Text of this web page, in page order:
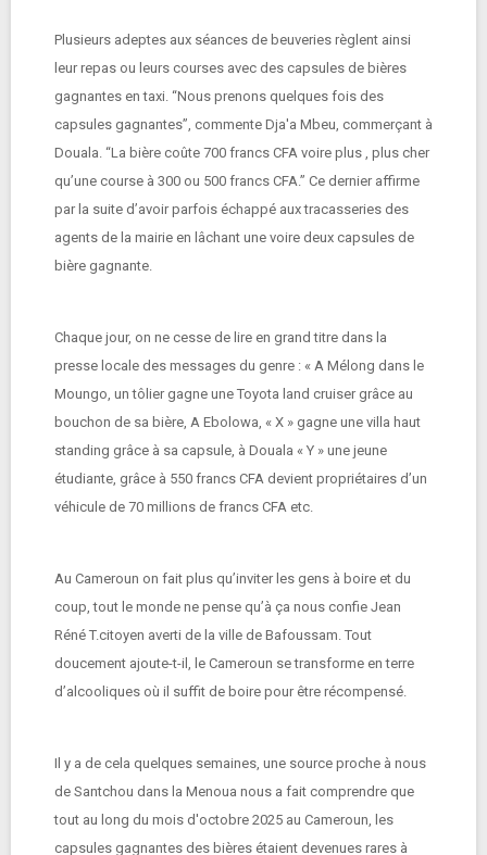
Plusieurs adeptes aux séances de beuveries règlent ainsi
leur repas ou leurs courses avec des capsules de bières
gagnantes en taxi. “Nous prenons quelques fois des
capsules gagnantes”, commente Dja'a Mbeu, commerçant à
Douala. “La bière coûte 700 francs CFA voire plus , plus cher
qu’une course à 300 ou 500 francs CFA.” Ce dernier affirme
par la suite d’avoir parfois échappé aux tracasseries des
agents de la mairie en lâchant une voire deux capsules de
bière gagnante.
Chaque jour, on ne cesse de lire en grand titre dans la
presse locale des messages du genre : « A Mélong dans le
Moungo, un tôlier gagne une Toyota land cruiser grâce au
bouchon de sa bière, A Ebolowa, « X » gagne une villa haut
standing grâce à sa capsule, à Douala « Y » une jeune
étudiante, grâce à 550 francs CFA devient propriétaires d’un
véhicule de 70 millions de francs CFA etc.
Au Cameroun on fait plus qu’inviter les gens à boire et du
coup, tout le monde ne pense qu’à ça nous confie Jean
Réné T.citoyen averti de la ville de Bafoussam. Tout
doucement ajoute-t-il, le Cameroun se transforme en terre
d’alcooliques où il suffit de boire pour être récompensé.
Il y a de cela quelques semaines, une source proche à nous
de Santchou dans la Menoua nous a fait comprendre que
tout au long du mois d'octobre 2025 au Cameroun, les
capsules gagnantes des bières étaient devenues rares à